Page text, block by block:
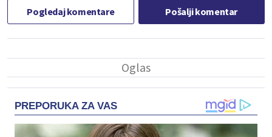
Pogledaj komentare Pošalji komentar
PREPORUKA ZA VAS